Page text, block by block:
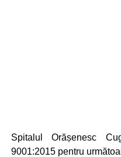
Spitalul Orășenesc
9001:2015 pentru